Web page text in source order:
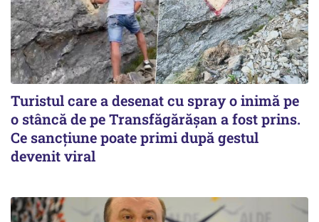
Turistul care a desenat cu spray o inimă pe
o stâncă de pe Transfăgărășan a fost prins.
Ce sancțiune poate primi după gestul
devenit viral